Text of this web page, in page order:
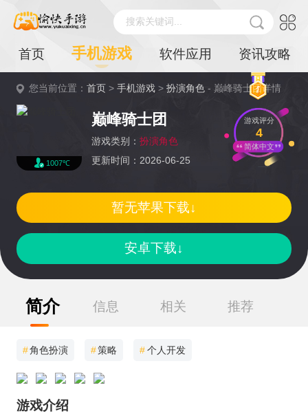
搜索关键词...
首页 手机游戏 软件应用 资讯攻略
您当前位置：首页 >手机游戏 >扮演角色 - 巅峰骑士团详情
1007℃
巅峰骑士团
游戏类别： 扮演角色
更新时间：2026-06-25
游戏评分
4
简体中文
安卓下载↓
暂无苹果下载↓
简介 信息 相关 推荐
#角色扮演 #策略 #个人开发
游戏介绍